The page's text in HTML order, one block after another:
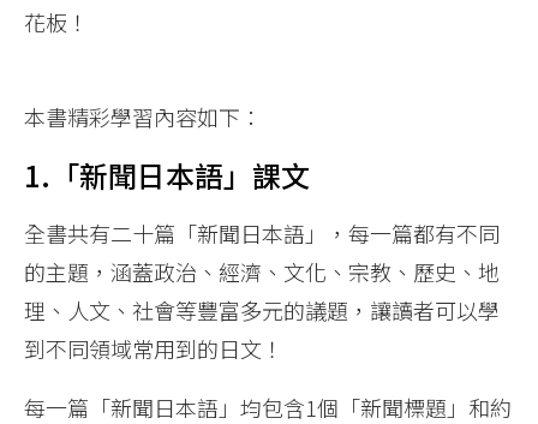
花板！
本書精彩學習內容如下：
1.「新聞日本語」課文
全書共有二十篇「新聞日本語」，每一篇都有不同
的主題，涵蓋政治、經濟、文化、宗教、歷史、地
理、人文、社會等豐富多元的議題，讓讀者可以學
到不同領域常用到的日文！
每一篇「新聞日本語」均包含1個「新聞標題」和約